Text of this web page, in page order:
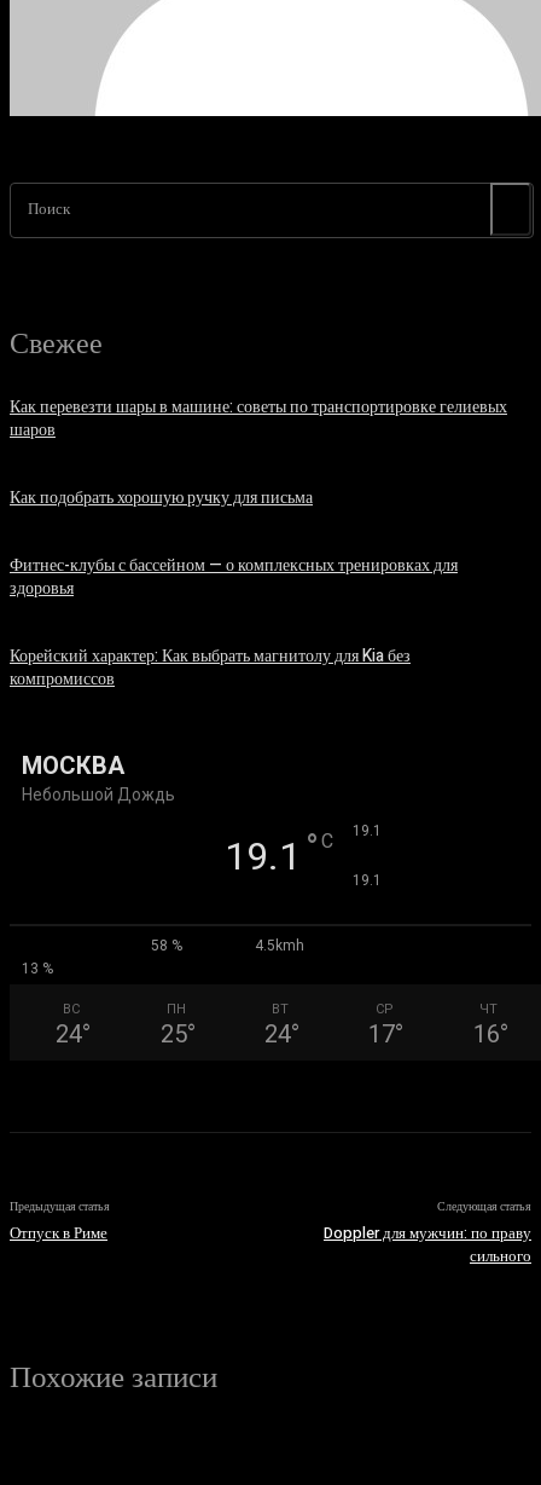
Поиск
Свежее
Как перевезти шары в машине: советы по транспортировке гелиевых
шаров
Как подобрать хорошую ручку для письма
Фитнес-клубы с бассейном — о комплексных тренировках для
здоровья
Корейский характер: Как выбрать магнитолу для Kia без
компромиссов
МОСКВА
Небольшой Дождь
19.1 ° C 19.1
19.1
58 %
4.5kmh
13 %
ВС
24°
ПН
25°
ВТ
24°
СР
17°
ЧТ
16°
Предыдущая статья
Отпуск в Риме
Следующая статья
Doppler для мужчин: по праву
сильного
Похожие записи